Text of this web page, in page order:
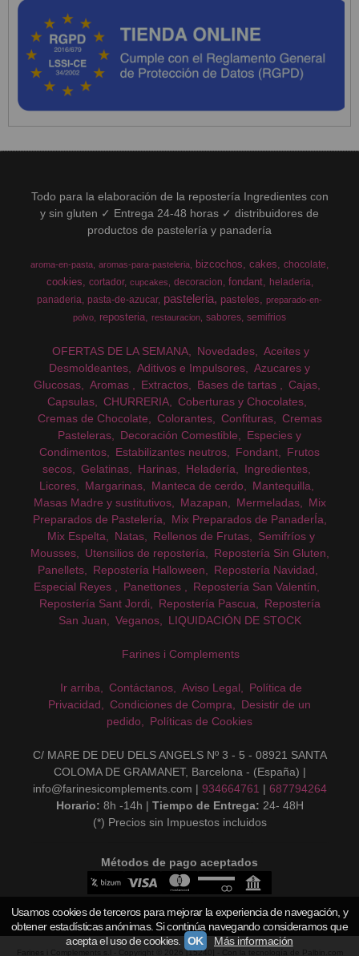
Todo para la elaboración de la repostería Ingredientes con
y sin gluten ✓ Entrega 24-48 horas ✓ distribuidores de
productos de pastelería y panadería
aroma-en-pasta aromas-para-pasteleria bizcochos cakes chocolate
cookies cortador cupcakes decoracion fondant
heladeria
panaderia pasta-de-azucar pasteleria pasteles
preparado-en-
polvo
reposteria restauracion sabores semifrios
OFERTAS DE LA SEMANA Novedades
Aceites y
Desmoldeantes
Aditivos e Impulsores
Azucares y
Glucosas
Aromas Extractos Bases de tartas
Cajas
Capsulas
CHURRERIA
Coberturas y Chocolates
Cremas de Chocolate
Colorantes Confituras
Cremas
Pasteleras
Decoración Comestible
Especies y
Condimentos
Estabilizantes neutros Fondant
Frutos
secos
Gelatinas Harinas Heladería
Ingredientes
Licores
Margarinas Manteca de cerdo
Mantequilla
Masas Madre y sustitutivos
Mazapan Mermeladas
Mix
Preparados de Pastelería
Mix Preparados de PanaderÍa
Mix Espelta
Natas Rellenos de Frutas
Semifríos y
Mousses
Utensilios de repostería
Repostería Sin Gluten
Panellets
Repostería Halloween
Repostería Navidad
Especial Reyes
Panettones
Repostería San Valentín
Repostería Sant Jordi
Repostería Pascua
Repostería
San Juan
Veganos LIQUIDACIÓN DE STOCK
Farines i Complements
Ir arriba Contáctanos Aviso Legal
Política de
Privacidad
Condiciones de Compra
Desistir de un
pedido
Políticas de Cookies
C/ MARE DE DEU DELS ANGELS Nº 3 - 5 - 08921 SANTA
COLOMA DE GRAMANET, Barcelona - (España) |
info@farinesicomplements.com | 934664761 | 687794264
Horario: 8h -14h | Tiempo de Entrega: 24- 48H
(*) Precios sin Impuestos incluidos
Métodos de pago aceptados
- Copyright © 2026 [15240] - Con la tecnología de Palbin.com
Usamos cookies de terceros para mejorar la experiencia de navegación, y
obtener estadísticas anónimas. Si continúa navegando consideramos que
acepta el uso de cookies.
OK Más información